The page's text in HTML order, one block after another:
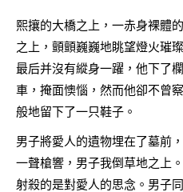
熙攘的大橋之上，一赤身裸體
之上，顫顫巍巍地眺望燈火璀
最后并沒有縱身一躍，他下了
車，掩面懊惱，然而他卻不曾
般地留下了一只鞋子。
男子將愛人的遺物埋在了墓前
一聲槍響，男子我倒草地之上
射殺的是對愛人的思念。男子